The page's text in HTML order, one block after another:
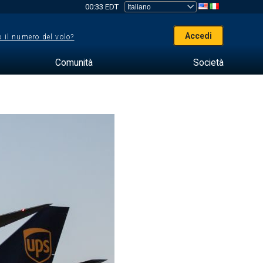
00:33 EDT
il numero del volo? Accedi
Comunità Società